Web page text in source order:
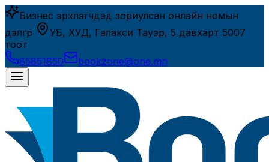
Бизнес эрхлэгчдэд зориулсан онлайн номын
дэлгүүр
УБ, ХУД, Галакси Тауэр, 5 давхарт 5007
тоот
85851850
bookzone@one.mn